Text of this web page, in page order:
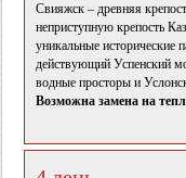
Свияжск – древняя
неприступную крепость
уникальные
действующий Успенский
водные просторы и
Возможна замена на